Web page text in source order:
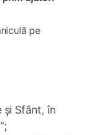
pe
și Sfânt, în